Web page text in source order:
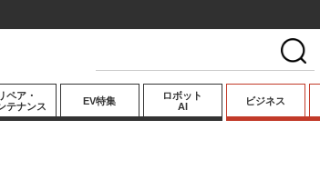
ペア・
テナンス
EV特集
ロボット
AI
ビジネス